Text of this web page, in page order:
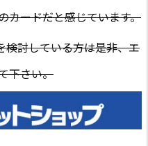
カードだと感じています。
検討している方は是非、エ
下さい。